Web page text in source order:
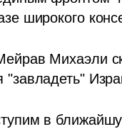
широкого
Михаэли
в